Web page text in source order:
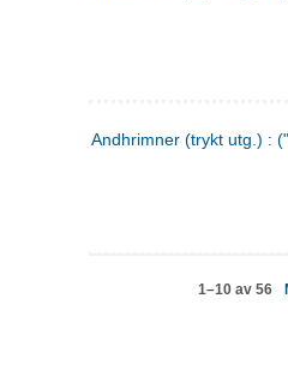
Andhrimner (trykt utg.) :
1–10 av 56